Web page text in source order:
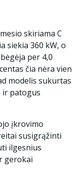
skiriama C
siekia 360 kW, o
per 4,0
čia nėra vien
modelis sukurtas
ir patogus
įkrovimo
susigrąžinti
ilgesnius
gerokai